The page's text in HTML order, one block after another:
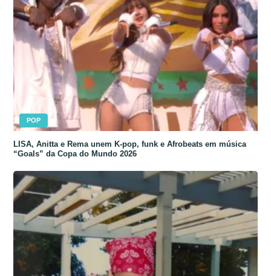
POP
LISA, Anitta e Rema unem K-pop, funk e Afrobeats em música
“Goals” da Copa do Mundo 2026